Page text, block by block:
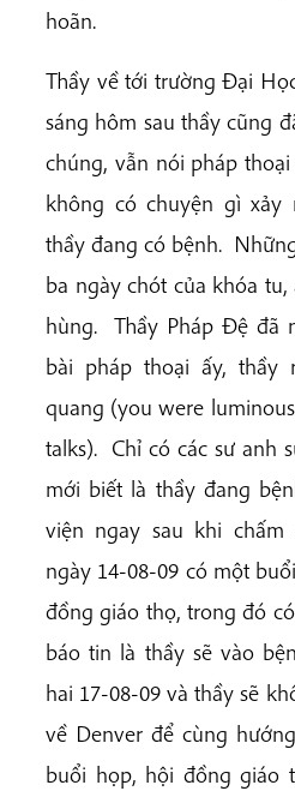
hoãn.
Thầy về tới trường Đại
sáng hôm sau thầy cũng
chúng, vẫn nói pháp
không có chuyện gì
thầy đang có bệnh.
ba ngày chót của khóa
hùng. Thầy Pháp Đệ đã
bài pháp thoại ấy,
quang (you were
talks). Chỉ có các sư anh
mới biết là thầy đang
viện ngay sau khi
ngày 14-08-09 có một
đồng giáo thọ, trong đó
báo tin là thầy sẽ vào
hai 17-08-09 và thầy sẽ
về Denver để cùng
buổi họp, hội đồng giáo